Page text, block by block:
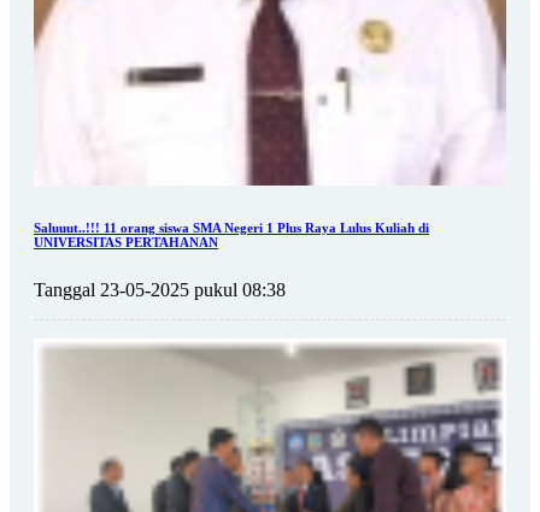
Saluuut..!!! 11 orang siswa SMA Negeri 1 Plus Raya Lulus Kuliah di
UNIVERSITAS PERTAHANAN
Tanggal 23-05-2025 pukul 08:38